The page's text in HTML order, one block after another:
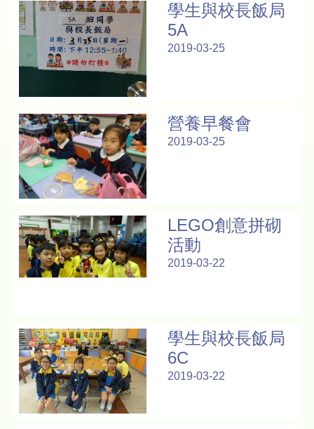
學生與校長飯局
5A
2019-03-25
營養早餐會
2019-03-25
LEGO創意拼砌
活動
2019-03-22
學生與校長飯局
6C
2019-03-22